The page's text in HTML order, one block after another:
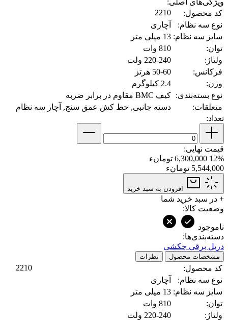
کد محصول:
2210
نوع سه نظام:
آچاری
سایز سه نظام: 13 میلی متر
توان:
810 وات
ولتاژ:
220-240 ولت
فرکانس:
50-60 هرتز
وزن:
2.4 کیلوگرم
نوع بسته‌بندی: کیف BMC مقاوم در برابر ضربه
متعلقات:
دسته جانبی, خط کش عمق سنج, آچار سه نظام
تعداد:
قیمت نهایی:
12% 6,300,000 تومانء
5,544,000 تومانء
افزودن به سبد خرید
+ در سبد خرید شما
وضعیت کالا:
ناموجود
دسته‌بندی‌ها:
دریل برقی چکشی
مشخصات محصول نظرات
کد محصول:
2210
نوع سه نظام:
آچاری
سایز سه نظام: 13 میلی متر
توان:
810 وات
ولتاژ:
220-240 ولت